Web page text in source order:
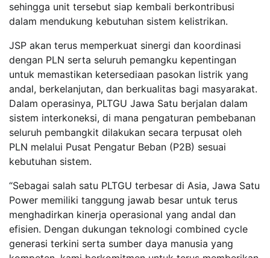
sehingga unit tersebut siap kembali berkontribusi
dalam mendukung kebutuhan sistem kelistrikan.
JSP akan terus memperkuat sinergi dan koordinasi
dengan PLN serta seluruh pemangku kepentingan
untuk memastikan ketersediaan pasokan listrik yang
andal, berkelanjutan, dan berkualitas bagi masyarakat.
Dalam operasinya, PLTGU Jawa Satu berjalan dalam
sistem interkoneksi, di mana pengaturan pembebanan
seluruh pembangkit dilakukan secara terpusat oleh
PLN melalui Pusat Pengatur Beban (P2B) sesuai
kebutuhan sistem.
“Sebagai salah satu PLTGU terbesar di Asia, Jawa Satu
Power memiliki tanggung jawab besar untuk terus
menghadirkan kinerja operasional yang andal dan
efisien. Dengan dukungan teknologi combined cycle
generasi terkini serta sumber daya manusia yang